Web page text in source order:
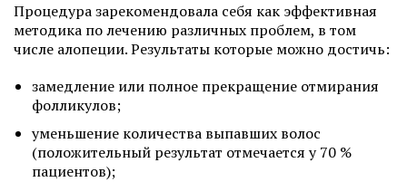
Процедура зарекомендовала себя как эффективная
методика по лечению различных проблем, в том
числе алопеции. Результаты которые можно достичь:
замедление или полное прекращение отмирания
фолликулов;
уменьшение количества выпавших волос
(положительный результат отмечается у 70 %
пациентов);